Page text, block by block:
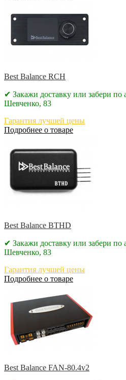
Best Balance RCH
✔ Закажи доставку или забери по
Шевченко, 83
Гарантия лучшей цены
Подробнее о товаре
Best Balance BTHD
✔ Закажи доставку или забери по
Шевченко, 83
Гарантия лучшей цены
Подробнее о товаре
Best Balance FAN-80.4v2